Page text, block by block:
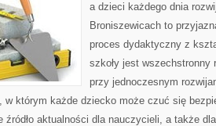
a dzieci każdego dnia
Broniszewicach to
proces dydaktyczny z
szkoły jest wszechstronny
przy jednoczesnym
w którym każde dziecko może czuć się
źródło aktualności dla nauczycieli, a także